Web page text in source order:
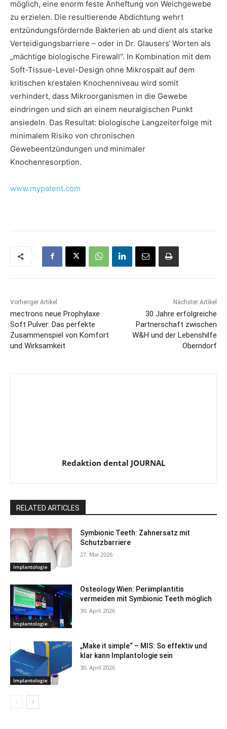
möglich, eine enorm feste Anheftung von Weichgewebe
zu erzielen. Die resultierende Abdichtung wehrt
entzündungsfördernde Bakterien ab und dient als starke
Verteidigungsbarriere – oder in Dr. Glausers‘ Worten als
„mächtige biologische Firewall“. In Kombination mit dem
Soft-Tissue-Level-Design ohne Mikrospalt auf dem
kritischen krestalen Knochenniveau wird somit
verhindert, dass Mikroorganismen in die Gewebe
eindringen und sich an einem neuralgischen Punkt
ansiedeln. Das Resultat: biologische Langzeiterfolge mit
minimalem Risiko von chronischen
Gewebeentzündungen und minimaler
Knochenresorption.
www.mypatent.com
Vorheriger Artikel
mectrons neue Prophylaxe
Soft Pulver: Das perfekte
Zusammenspiel von Komfort
und Wirksamkeit
Nächster Artikel
30 Jahre erfolgreiche
Partnerschaft zwischen
W&H und der Lebenshilfe
Oberndorf
Redaktion dental JOURNAL
RELATED ARTICLES
Implantologie
Symbionic Teeth: Zahnersatz mit
Schutzbarriere
27. Mai 2026
Implantologie
Osteology Wien: Periimplantitis
vermeiden mit Symbionic Teeth möglich
30. April 2026
Implantologie
„Make it simple“ – MIS: So effektiv und
klar kann Implantologie sein
30. April 2026